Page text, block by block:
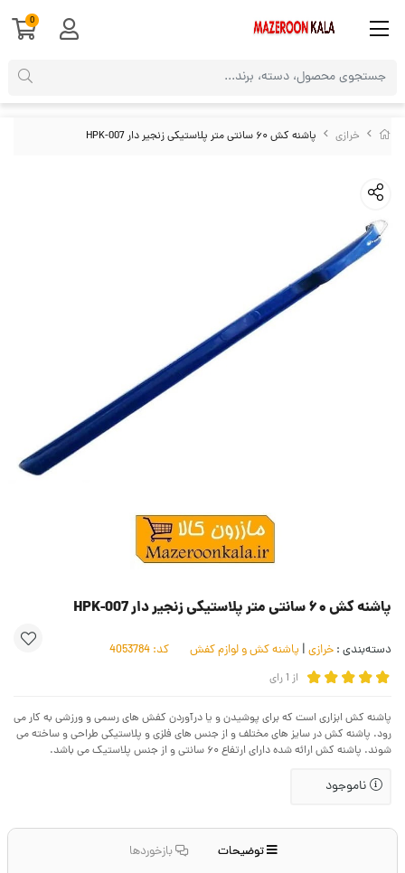
خرازی پاشنه کش ۶۰ سانتی متر پلاستیکی زنجیر دار HPK-007
پاشنه کش ۶۰ سانتی متر پلاستیکی زنجیر دار HPK-007
دسته‌بندی : خرازی | پاشنه کش و لوازم کفش کد:
از 1رای
پاشنه کش ابزاری است که برای پوشیدن و یا درآوردن کفش های رسمی و ورزشی به کار می
رود. پاشنه کش در سایز های مختلف و از جنس های فلزی و پلاستیکی طراحی و ساخته می
شوند. پاشنه کش ارائه شده دارای ارتفاع ۶۰ سانتی و از جنس پلاستیک می باشد.
ناموجود
توضیحات بازخوردها
0